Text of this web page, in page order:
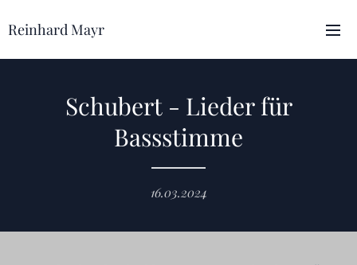
Reinhard Mayr
Schubert - Lieder für
Bassstimme
16.03.2024